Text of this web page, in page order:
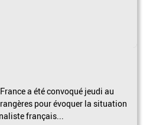
a été convoqué jeudi au
pour évoquer la situation
français...